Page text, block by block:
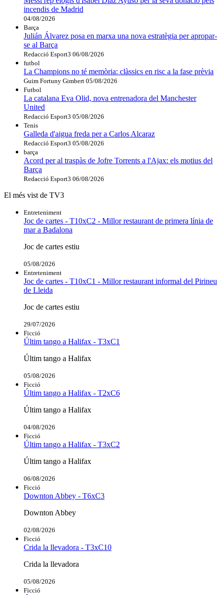
incendis de Madrid
04/08/2026
Barça
Julián Álvarez posa en marxa una nova estratègia per apropar-
se al Barça
Redacció Esport3 06/08/2026
futbol
La Champions no té memòria: clàssics en risc a la fase prèvia
Guim Fortuny Gimbert 05/08/2026
Futbol
La catalana Eva Olid, nova entrenadora del Manchester
United
Redacció Esport3 05/08/2026
Tenis
Galleda d'aigua freda per a Carlos Alcaraz
Redacció Esport3 05/08/2026
barça
Acord per al traspàs de Jofre Torrents a l'Ajax: els motius del
Barça
Redacció Esport3 06/08/2026
El més vist de TV3
Entreteniment
Joc de cartes - T10xC2 - Millor restaurant de primera línia de
mar a Badalona
Joc de cartes estiu
05/08/2026
Entreteniment
Joc de cartes - T10xC1 - Millor restaurant informal del Pirineu
de Lleida
Joc de cartes estiu
29/07/2026
Ficció
Últim tango a Halifax - T3xC1
Últim tango a Halifax
05/08/2026
Ficció
Últim tango a Halifax - T2xC6
Últim tango a Halifax
04/08/2026
Ficció
Últim tango a Halifax - T3xC2
Últim tango a Halifax
06/08/2026
Ficció
Downton Abbey - T6xC3
Downton Abbey
02/08/2026
Ficció
Crida la llevadora - T3xC10
Crida la llevadora
05/08/2026
Ficció